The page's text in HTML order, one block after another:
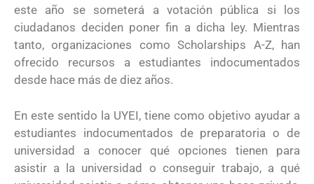
este año se someterá a votación pública si los
ciudadanos deciden poner fin a dicha ley. Mientras
tanto, organizaciones como Scholarships A-Z, han
ofrecido recursos a estudiantes indocumentados
desde hace más de diez años.
En este sentido la UYEI, tiene como objetivo ayudar a
estudiantes indocumentados de preparatoria o de
universidad a conocer qué opciones tienen para
asistir a la universidad o conseguir trabajo, a qué